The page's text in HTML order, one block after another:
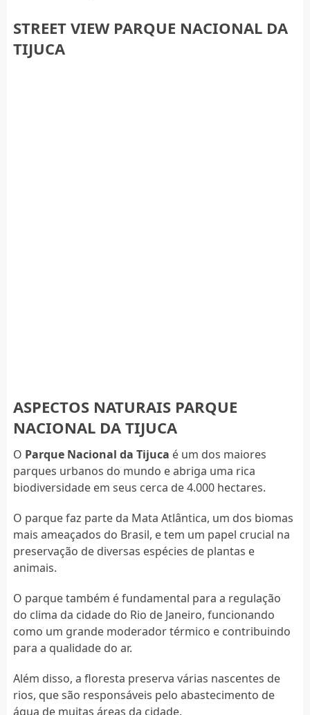
STREET VIEW PARQUE NACIONAL DA
TIJUCA
ASPECTOS NATURAIS PARQUE
NACIONAL DA TIJUCA
O Parque Nacional da Tijuca é um dos maiores
parques urbanos do mundo e abriga uma rica
biodiversidade em seus cerca de 4.000 hectares.
O parque faz parte da Mata Atlântica, um dos biomas
mais ameaçados do Brasil, e tem um papel crucial na
preservação de diversas espécies de plantas e
animais.
O parque também é fundamental para a regulação
do clima da cidade do Rio de Janeiro, funcionando
como um grande moderador térmico e contribuindo
para a qualidade do ar.
Além disso, a floresta preserva várias nascentes de
rios, que são responsáveis pelo abastecimento de
água de muitas áreas da cidade.